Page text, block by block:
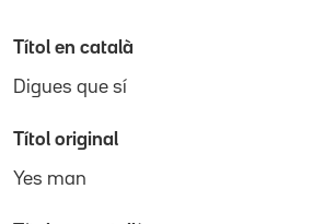
Títol en català
Digues que sí
Títol original
Yes man